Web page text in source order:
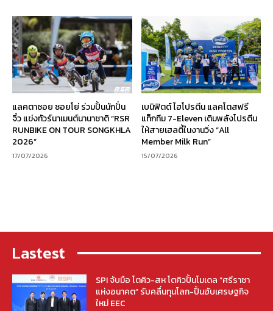
แลคตาซอย ซอยโย่ ร่วมปั้นนักปั่น
จิ๋ว แข่งทัวร์นาเมนต์นานาชาติ “RSR
RUNBIKE ON TOUR SONGKHLA
2026”
17/07/2026
เบนิฟิตต์ ไฮโปรตีน แลคโตสฟรี
แท็กทีม 7-Eleven เติมพลังโปรตีน
ให้สายเฮลตี้ในงานวิ่ง “All
Member Milk Run”
15/07/2026
Lastest
SPI จับมือ โตคิว-สห โตคิวปั้นโมเดล “ศรีราชา
แห่งอนาคต” รับคลื่นทุนโลก-ปั้นฮับเศรษฐกิจ
ใหม่ EEC